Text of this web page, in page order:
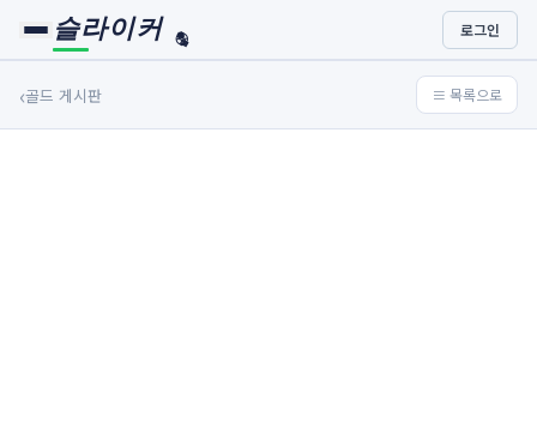
슬라이커 🏀
⚾ 로그인
‹골드 게시판 ≡ 목록으로